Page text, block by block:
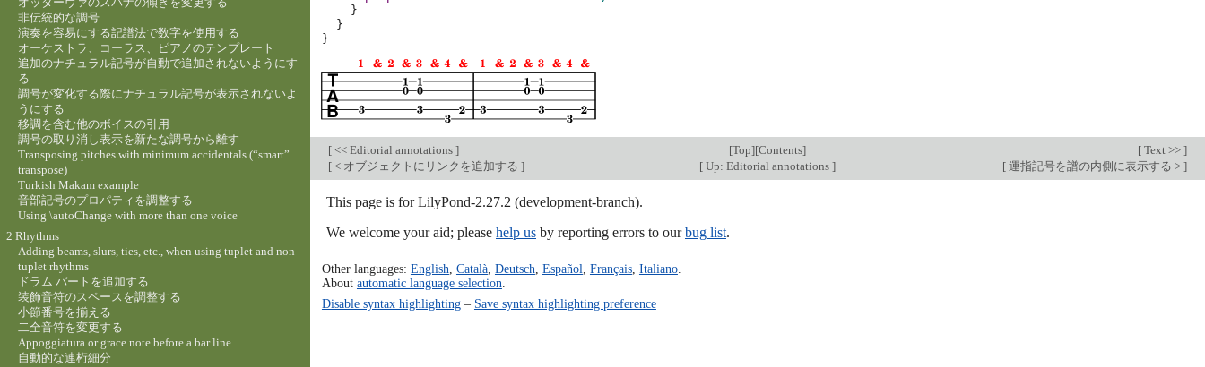
}
}
}
[ << Editorial annotations ] [Top][Contents] [ Text >> ]
[ < オブジェクトにリンクを追加する ] [Up: Editorial annotations ] [ 運指記号を譜の内側に表示する > ]
This page is for LilyPond-2.27.2 (development-branch).
We welcome your aid; please help us by reporting errors to ourbug list.
Other languages: English Català, Deutsch Español Français, Italiano.
About automatic language selection
Disable syntax highlighting– Save syntax highlighting preference
非伝統的な調号
演奏を容易にする記譜法で数字を使用する
オーケストラ、コーラス、ピアノのテンプレート
追加のナチュラル記号が自動で追加されないようにす
る
調号が変化する際にナチュラル記号が表示されないよ
うにする
移調を含む他のボイスの引用
調号の取り消し表示を新たな調号から離す
Transposing pitches with minimum accidentals (“smart”
transpose)
Turkish Makam example
音部記号のプロパティを調整する
Using \autoChange with more than one voice
2 Rhythms
Adding beams, slurs, ties, etc., when using tuplet and non-
tuplet rhythms
ドラム パートを追加する
装飾音符のスペースを調整する
小節番号を揃える
二全音符を変更する
Appoggiatura or grace note before a bar line
自動的な連桁細分